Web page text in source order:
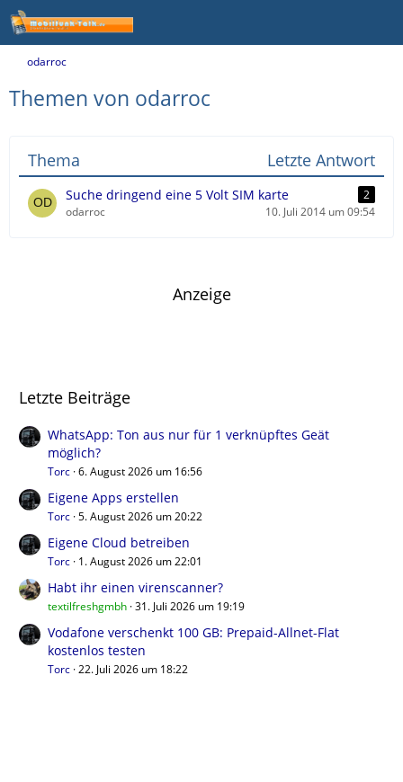
odarroc
Themen von odarroc
Thema Letzte Antwort
Suche dringend eine 5 Volt SIM karte
2
odarroc
10. Juli 2014 um 09:54
Anzeige
Letzte Beiträge
WhatsApp: Ton aus nur für 1 verknüpftes Geät
möglich?
Torc 6. August 2026 um 16:56
Eigene Apps erstellen
Torc 5. August 2026 um 20:22
Eigene Cloud betreiben
Torc 1. August 2026 um 22:01
Habt ihr einen virenscanner?
textilfreshgmbh 31. Juli 2026 um 19:19
Vodafone verschenkt 100 GB: Prepaid-Allnet-Flat
kostenlos testen
Torc 22. Juli 2026 um 18:22